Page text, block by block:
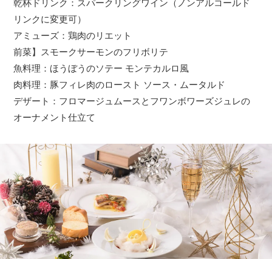
乾杯ドリンク：スパークリングワイン（ノンアルコールド
リンクに変更可）
アミューズ：鶏肉のリエット
前菜】スモークサーモンのフリボリテ
魚料理：ほうぼうのソテー モンテカルロ風
肉料理：豚フィレ肉のロースト ソース・ムータルド
デザート：フロマージュムースとフワンボワーズジュレの
オーナメント仕立て